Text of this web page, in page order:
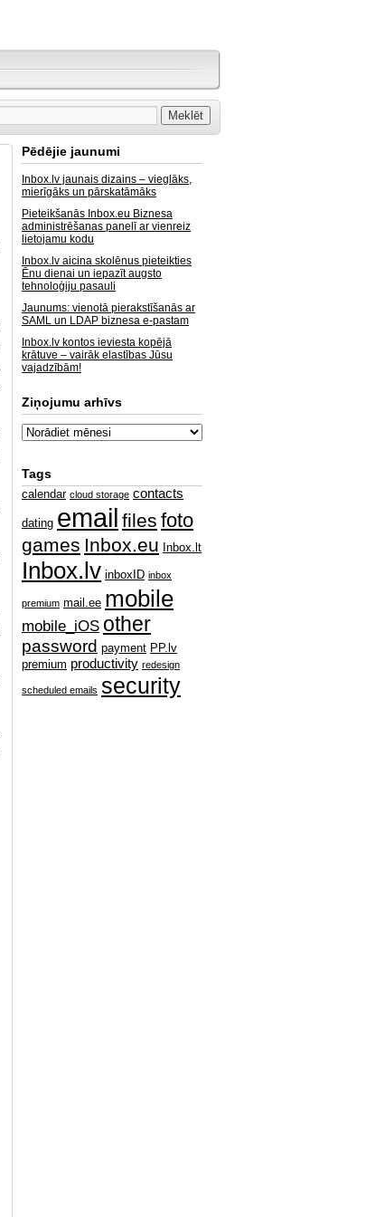
Pēdējie jaunumi
Inbox.lv jaunais dizains – vieglāks,
mierīgāks un pārskatāmāks
Pieteikšanās Inbox.eu Biznesa
administrēšanas panelī ar vienreiz
lietojamu kodu
Inbox.lv aicina skolēnus pieteikties
Ēnu dienai un iepazīt augsto
tehnoloģiju pasauli
Jaunums: vienotā pierakstīšanās ar
SAML un LDAP biznesa e-pastam
Inbox.lv kontos ieviesta kopējā
krātuve – vairāk elastības Jūsu
vajadzībām!
Ziņojumu arhīvs
Tags
calendar cloud storage contacts
dating email files foto
games Inbox.eu Inbox.lt
Inbox.lv inboxID inbox
premium mail.ee mobile
mobile_iOS other
password payment PP.lv
premium productivity redesign
scheduled emails security